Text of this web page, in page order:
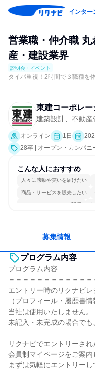
インター
営業職・仲介職
産・建設業界
説明会・イベント
タイパ重視！2時間で３職種を
東建コーポレ
建築設計、不動
オンライン 1日
28卒 | オープン・カンパ
こんな人におすすめ
人々に感動や笑いを届けたい
商品・サービスを販売したい
コミュニケーションが活発
募集情報
プログラム内容
プログラム内容
＝＝＝＝＝＝＝＝＝＝＝＝
エントリー時のリクナビレ
（プロフィール・履歴書
当社は使用いたしません。
未記入・未完成の場合でも
リクナビでエントリーされ
会員制マイページをご案内
まずは気軽にエントリーし